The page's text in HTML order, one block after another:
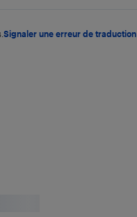
Signaler une erreur de traduction